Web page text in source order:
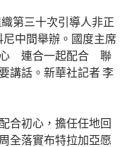
第三十次引導人非正
中間舉辦。國度主席
心 連合一起配合 聯
講話。新華社記者 李
合初心，擔任任地回
全落實布特拉加亞愿